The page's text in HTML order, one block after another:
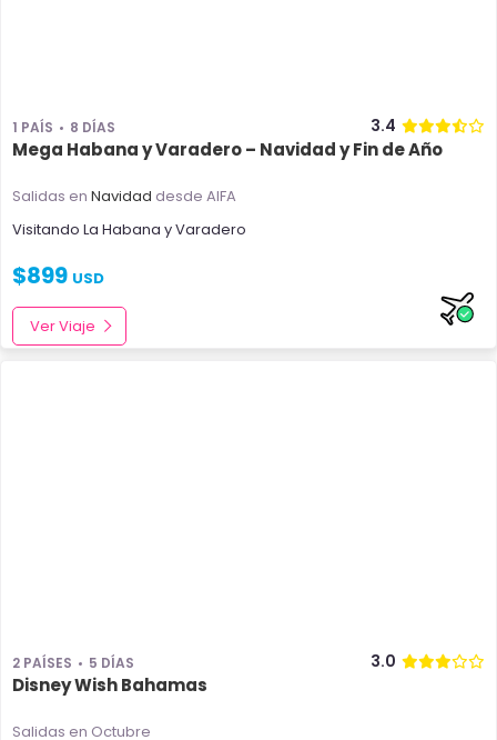
1 PAÍS 8 DÍAS 3.4
Mega Habana y Varadero – Navidad y Fin de Año
Salidas en Navidad desde AIFA
Visitando La Habana yVaradero
$899 USD
Ver Viaje
2 PAÍSES 5 DÍAS 3.0
Disney Wish Bahamas
Salidas en Octubre